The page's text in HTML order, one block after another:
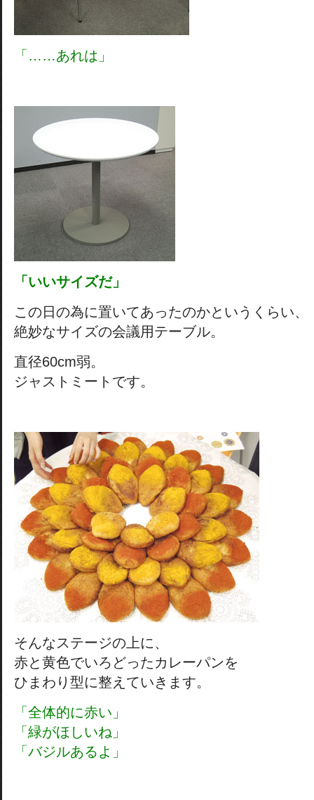
「……あれは」
「いいサイズだ」
この日の為に置いてあったのかというくらい、
絶妙なサイズの会議用テーブル。
直径60cm弱。
ジャストミートです。
そんなステージの上に、
赤と黄色でいろどったカレーパンを
ひまわり型に整えていきます。
「全体的に赤い」
「緑がほしいね」
「バジルあるよ」